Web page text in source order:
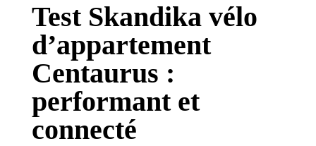
Test Skandika vélo
d’appartement
Centaurus :
performant et
connecté